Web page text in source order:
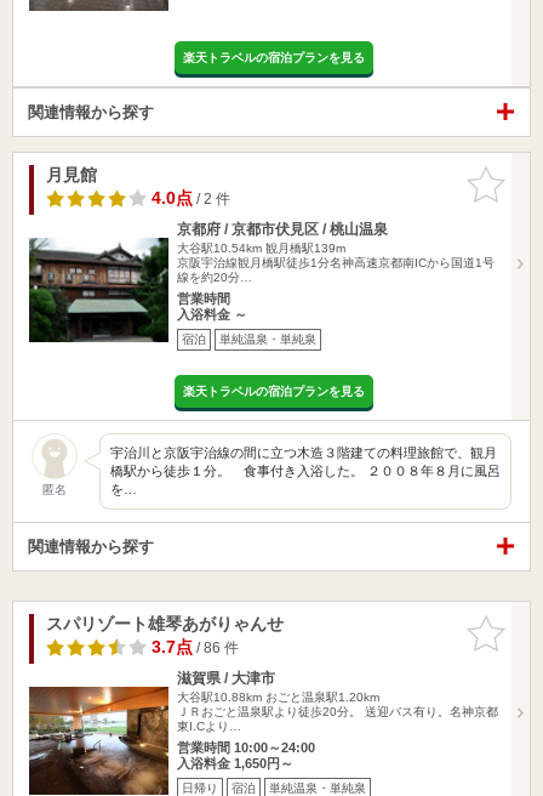
楽天トラベルの宿泊プランを見る
関連情報から探す
お気に入
りに追加
月見館
4.0点/ 2 件
京都府 / 京都市伏見区 / 桃山温泉
大谷駅10.54km 観月橋駅139m
京阪宇治線観月橋駅徒歩1分名神高速京都南ICから国道1号
線を約20分…
営業時間
入浴料金 ～
宿泊 単純温泉・単純泉
楽天トラベルの宿泊プランを見る
匿名
宇治川と京阪宇治線の間に立つ木造３階建ての料理旅館で、観月
橋駅から徒歩１分。 食事付き入浴した。 ２００８年８月に風呂
を…
関連情報から探す
お気に入
りに追加
スパリゾート雄琴あがりゃんせ
3.7点/ 86 件
滋賀県 / 大津市
大谷駅10.88km おごと温泉駅1.20km
ＪＲおごと温泉駅より徒歩20分。 送迎バス有り。名神京都
東I.Cより…
営業時間 10:00～24:00
入浴料金 1,650円～
日帰り 宿泊 単純温泉・単純泉